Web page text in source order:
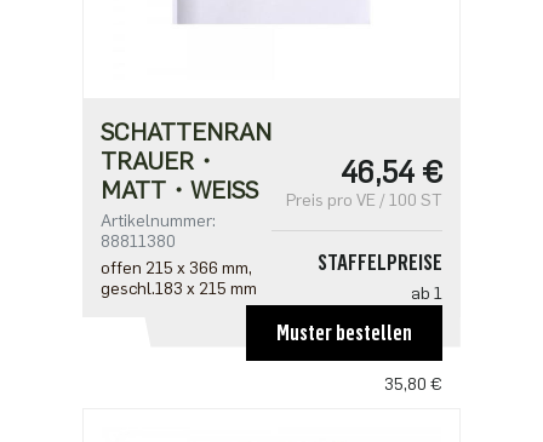
SCHATTENRAND
TRAUER・
MATT・WEISS
Artikelnummer:
88811380
offen 215 x 366 mm,
geschl.183 x 215 mm
46,54 €
Preis pro VE / 100 ST
STAFFELPREISE
ab 1
46,54 €
35,80 €
Muster bestellen